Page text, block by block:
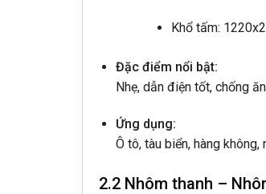
Khổ tấm:
Đặc điểm nổi bật:
Nhẹ, dẫn điện tốt, chống
Ứng dụng:
Ô tô, tàu biển, hàng
2.2 Nhôm thanh –